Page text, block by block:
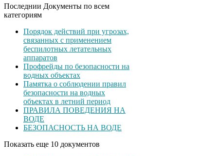
Последнии Документы по всем
категориям
Порядок действий при угрозах,
связанных с применением
беспилотных летательных
аппаратов
Профрейды по безопасности на
водных объектах
Памятка о соблюдении правил
безопасности на водных
объектах в летний период
ПРАВИЛА ПОВЕДЕНИЯ НА
ВОДЕ
БЕЗОПАСНОСТЬ НА ВОДЕ
Показать еще 10 документов